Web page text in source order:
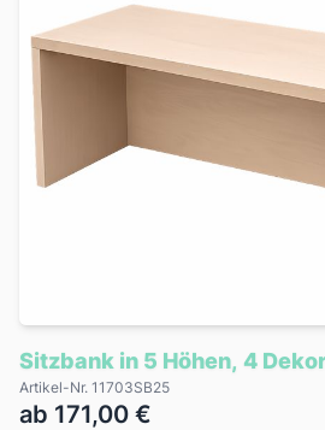
Sitzbank in 5 Höhen, 4
Artikel-Nr. 11703SB25
ab 171,00 €